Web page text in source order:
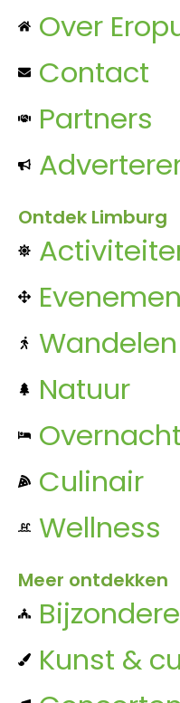
Over
Contact
Partners
Ontdek Limburg
Wandelen
Natuur
Culinair
Wellness
Meer ontdekken
Kunst &